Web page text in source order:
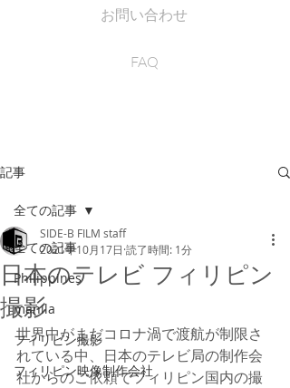
お問い合わせ
FAQ
記事
全ての記事
Philippines
manila
フィリピン撮影
フィリピン映像制作会社
全ての記事
日本のテレビ フィリピン
撮影
SIDE-B FILM staff
2021年10月17日 読了時間: 1分
世界中がまだコロナ渦で渡航が制限さ
れている中、日本のテレビ局の制作会
社からのご依頼でフィリピン国内の撮